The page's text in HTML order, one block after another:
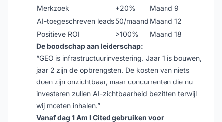
Merkzoek
+20%
Maand 9
AI-toegeschreven leads50/maand Maand 12
Positieve ROI
>100%
Maand 18
De boodschap aan leiderschap:
“GEO is infrastructuurinvestering. Jaar 1 is bouwen,
jaar 2 zijn de opbrengsten. De kosten van niets
doen zijn onzichtbaar, maar concurrenten die nu
investeren zullen AI-zichtbaarheid bezitten terwijl
wij moeten inhalen.”
Vanaf dag 1 Am I Cited gebruiken voor